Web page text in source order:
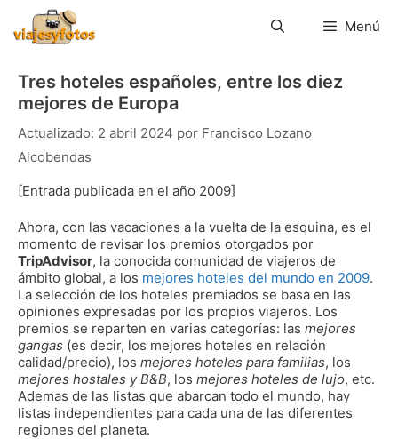
contenido
Menú
Tres hoteles españoles, entre los diez
mejores de Europa
2 abril 2024 por Francisco Lozano
Alcobendas
[Entrada publicada en el año 2009]
Ahora, con las vacaciones a la vuelta de la esquina, es el
momento de revisar los premios otorgados por
TripAdvisor, la conocida comunidad de viajeros de
ámbito global, a los mejores hoteles del mundo en 2009.
La selección de los hoteles premiados se basa en las
opiniones expresadas por los propios viajeros. Los
premios se reparten en varias categorías: las mejores
gangas (es decir, los mejores hoteles en relación
calidad/precio), los mejores hoteles para familias, los
mejores hostales y B&B, los mejores hoteles de lujo, etc.
Ademas de las listas que abarcan todo el mundo, hay
listas independientes para cada una de las diferentes
regiones del planeta.